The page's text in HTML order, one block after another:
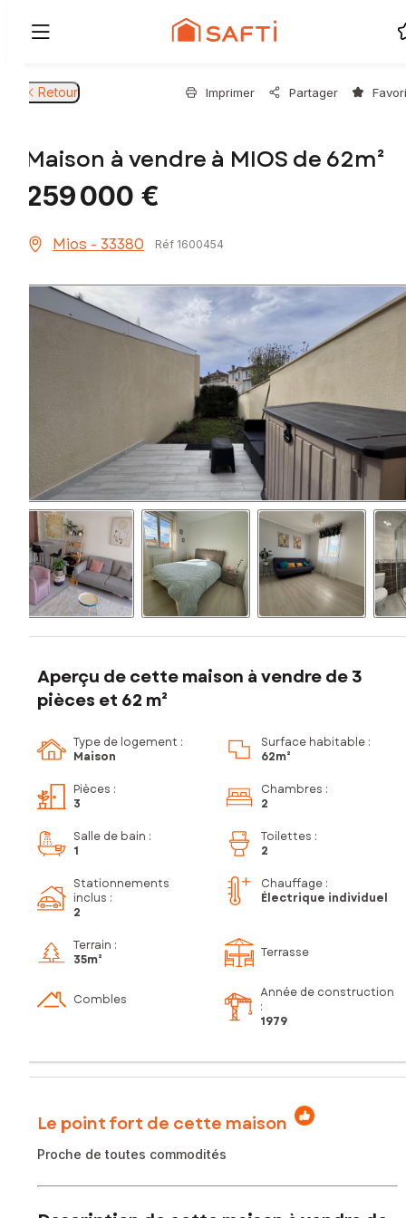
Retour Imprimer Partager
Maison à vendre à MIOS de 62m²
259 000 €
Mios - 33380 Réf 1600454
Aperçu de cette maison à vendre de 3
pièces et 62 m²
Type de logement :
Maison
Surface habitable :
62m²
Pièces :
3
Chambres :
2
Salle de bain :
1
Toilettes :
2
Stationnements
inclus :
2
Chauffage :
Électrique individuel
Terrain :
35m²
Terrasse
Combles
Année de construction
:
1979
Le point fort de cette maison
Proche de toutes commodités